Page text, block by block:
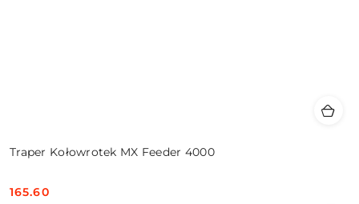
Traper Kołowrotek MX Feeder 4000
Cena:
165.60